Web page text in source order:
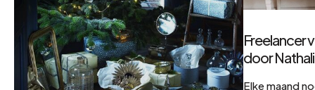
Freelancer
door
Elke maand